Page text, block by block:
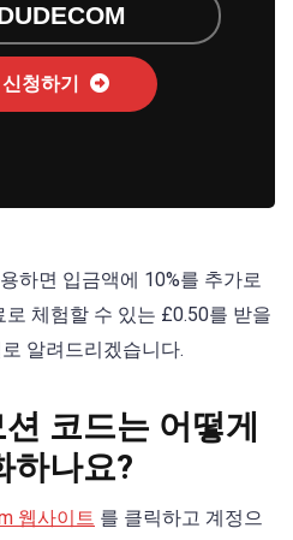
청하기
하면 입금액에 10%를 추가로
체험할 수 있는 £0.50를 받을
알려드리겠습니다.
코드는 어떻게
하나요?
웹사이트 를 클릭하고 계정으